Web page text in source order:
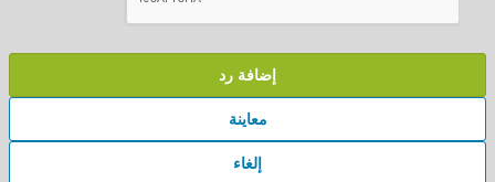
إضافة رد
معاينة
إلغاء